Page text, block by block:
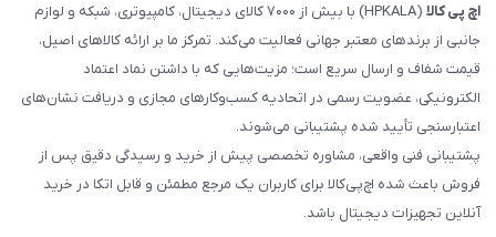
اچ‌ پی‌ کالا
(HPKALA) با بیش از ۷۰۰۰ کالای دیجیتال، کامپیوتری، شبکه و لوازم
جانبی از برندهای معتبر جهانی فعالیت می‌کند. تمرکز ما بر ارائه کالاهای اصیل،
قیمت شفاف و ارسال سریع است؛ مزیت‌هایی که با داشتن نماد اعتماد
الکترونیکی، عضویت رسمی در اتحادیه کسب‌وکارهای مجازی و دریافت نشان‌های
اعتبارسنجی تأیید شده پشتیبانی می‌شوند.
پشتیبانی فنی واقعی، مشاوره تخصصی پیش از خرید و رسیدگی دقیق پس از
فروش باعث شده اچ‌پی‌کالا برای کاربران یک مرجع مطمئن و قابل اتکا در خرید
آنلاین تجهیزات دیجیتال باشد.